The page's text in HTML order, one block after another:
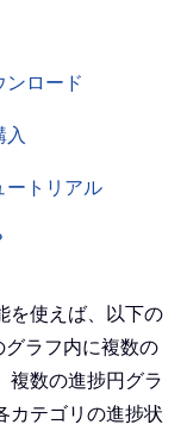
ンロード
入
ートリアル
を使えば、以下の
ラフ内に複数の
複数の進捗円グラ
カテゴリの進捗状